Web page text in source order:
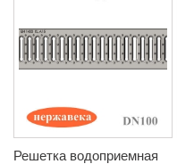
Решетка водоприемная